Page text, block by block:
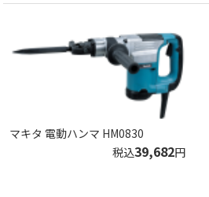
マキタ 電動ハンマ HM0830
税込39,682円